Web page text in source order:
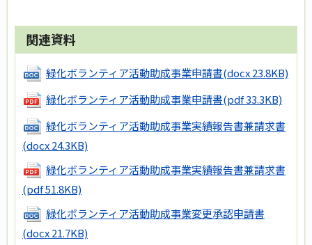
関連資料
緑化ボランティア活動助成事業申請書(docx 23.8KB)
緑化ボランティア活動助成事業申請書(pdf 33.3KB)
緑化ボランティア活動助成事業実績報告書兼請求書
(docx 24.3KB)
緑化ボランティア活動助成事業実績報告書兼請求書
(pdf 51.8KB)
緑化ボランティア活動助成事業変更承認申請書
(docx 21.7KB)